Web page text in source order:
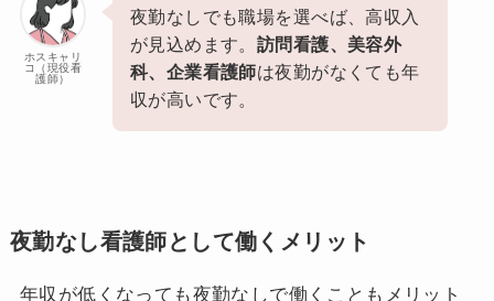
ホスキャリ
コ（現役看
護師）
夜勤なしでも職場を選べば、高収入
が見込めます。 訪問看護、美容外
科、企業看護師は夜勤がなくても年
収が高いです。
夜勤なし看護師として働くメリット
年収が低くなっても夜勤なしで働くこともメリット